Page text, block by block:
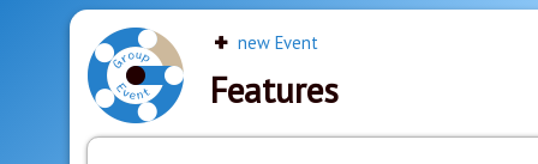
new Event
Features